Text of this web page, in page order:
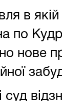
в
по
нове